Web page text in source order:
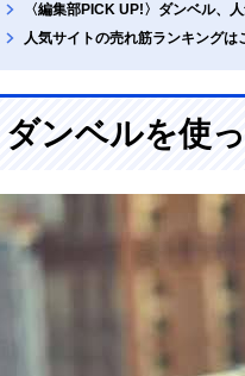
〈編集部PICK UP!〉ダンベル、
人気サイトの売れ筋ランキングは
ダンベルを使